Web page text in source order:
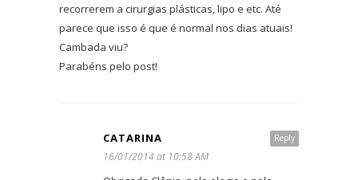
recorrerem a cirurgias plásticas, lipo e etc. Até
parece que isso é que é normal nos dias atuais!
Cambada viu?
Parabéns pelo post!
Reply
CATARINA
16/01/2014 at 10:58 AM